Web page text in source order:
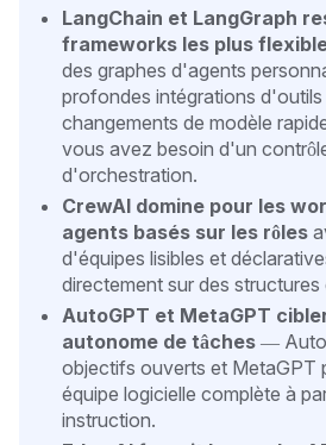
LangChain et LangGraph
frameworks les plus
des graphes d'agents
profondes intégrations d'outils
changements de modèle
vous avez besoin d'un
d'orchestration.
CrewAI domine pour les
agents basés sur les rôles
d'équipes lisibles et
directement sur des structures
AutoGPT et MetaGPT
autonome de tâches —
objectifs ouverts et MetaGPT
équipe logicielle complète à
instruction.